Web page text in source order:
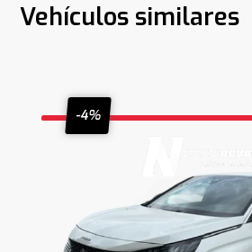
Vehículos similares
-4%